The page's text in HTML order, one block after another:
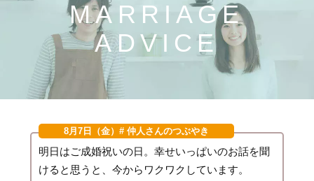
MARRIAGE
ADVICE
8月7日（金）# 仲人さんのつぶやき
明日はご成婚祝いの日。幸せいっぱいのお話を聞
けると思うと、今からワクワクしています。